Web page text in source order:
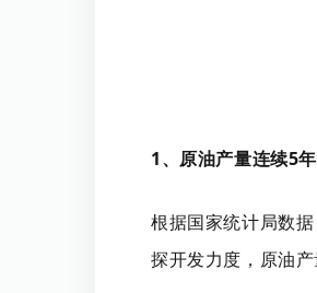
1、原油产量连续5
根据国家统计局数
探开发力度，原油